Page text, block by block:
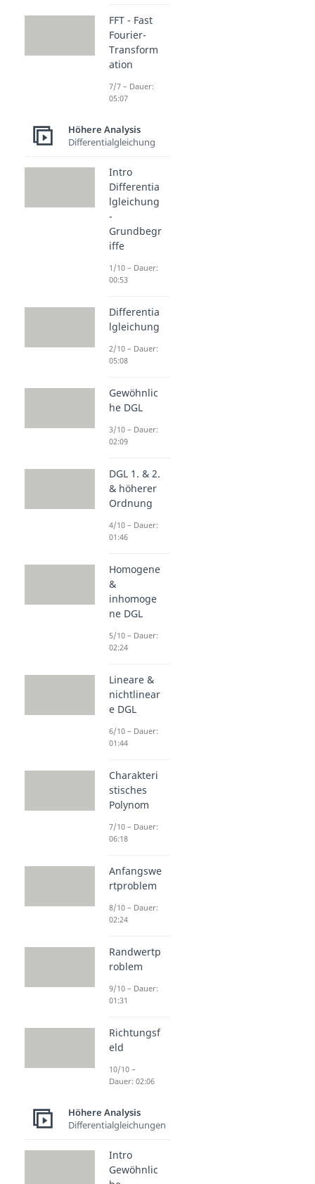
FFT - Fast
Fourier-
Transform
ation
7/7 – Dauer:
05:07
Höhere Analysis
Differentialgleichung
Intro
Differentia
lgleichung
-
Grundbegr
iffe
1/10 – Dauer:
00:53
Differentia
lgleichung
2/10 – Dauer:
05:08
Gewöhnlic
he DGL
3/10 – Dauer:
02:09
DGL 1. & 2.
& höherer
Ordnung
4/10 – Dauer:
01:46
Homogene
&
inhomoge
ne DGL
5/10 – Dauer:
02:24
Lineare &
nichtlinear
e DGL
6/10 – Dauer:
01:44
Charakteri
stisches
Polynom
7/10 – Dauer:
06:18
Anfangswe
rtproblem
8/10 – Dauer:
02:24
Randwertp
roblem
9/10 – Dauer:
01:31
Richtungsf
eld
10/10 –
Dauer: 02:06
Höhere Analysis
Differentialgleichungen
Intro
Gewöhnlic